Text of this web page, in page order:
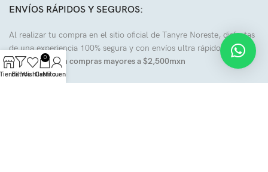
ENVÍOS RÁPIDOS Y SEGUROS:
Al realizar tu compra en el sitio oficial de Tanyre Noreste, disfrutas
de una experiencia 100% segura y con envíos ultra rápidos.
Envíos gratis en compras mayores a $2,500mxn
FiltrosWishlist
0
Carrito
Mi cuenta